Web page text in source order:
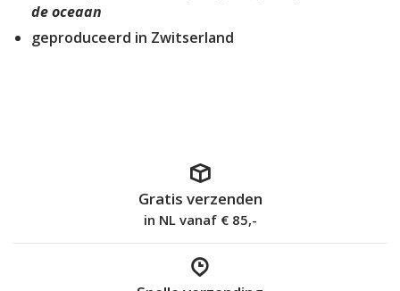
de oceaan
geproduceerd in Zwitserland
Gratis verzenden
in NL vanaf € 85,-